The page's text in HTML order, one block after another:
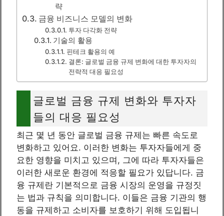
략
금융 비즈니스 모델의 변화
투자 다각화 전략
기술의 활용
핀테크 활용의 예
결론: 글로벌 금융 규제 변화에 대한 투자자의
전략적 대응 필요성
글로벌 금융 규제 변화와 투자자
들의 대응 필요성
최근 몇 년 동안 글로벌 금융 규제는 빠른 속도로
변화하고 있어요. 이러한 변화는 투자자들에게 중
요한 영향을 미치고 있으며, 그에 따라 투자자들은
이러한 새로운 환경에 적응할 필요가 있답니다. 금
융 규제란 기본적으로 금융 시장의 운영을 규정짓
는 법과 규칙을 의미합니다. 이들은 금융 기관의 행
동을 규제하고 소비자를 보호하기 위해 도입됩니